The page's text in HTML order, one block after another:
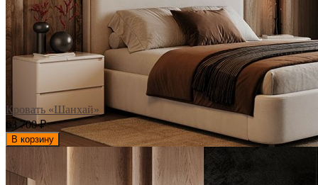
Кровать «Шанхай»
63 700₽
В корзину